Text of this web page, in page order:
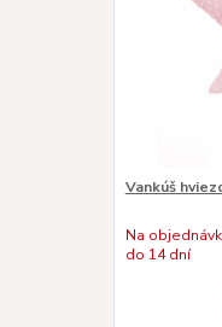
Vankúš
Na
do 14 dní